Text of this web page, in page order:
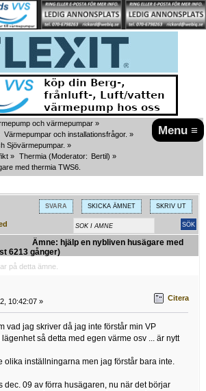
Menu ≡
och värmepumpar »
Värmepumpar och installationsfrågor. »
Sjövärmepumpar. »
» Thermia (Moderator: Bertil) »
med thermia TWS6.
SVARA SKICKA ÄMNET SKRIV UT
Ämne: hjälp en nybliven husägare med
6213 gånger)
på detta ämne.
10:42:07 » Citera
vad jag skriver då jag inte förstår min VP
så detta med egen värme osv ... är nytt
olika inställningarna men jag förstår bara inte.
dec. 09 av förra husägaren, nu när det börjar